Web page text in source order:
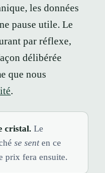
les données
pause utile. Le
par réflexe,
délibérée
que nous
.
cristal. Le
se senten ce
prix fera ensuite.